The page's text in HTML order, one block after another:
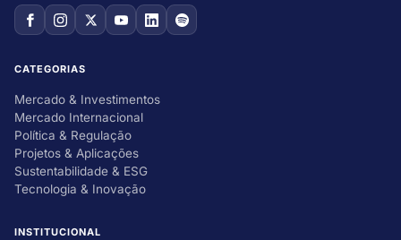
CATEGORIAS
Mercado & Investimentos
Mercado Internacional
Política & Regulação
Projetos & Aplicações
Sustentabilidade & ESG
Tecnologia & Inovação
INSTITUCIONAL